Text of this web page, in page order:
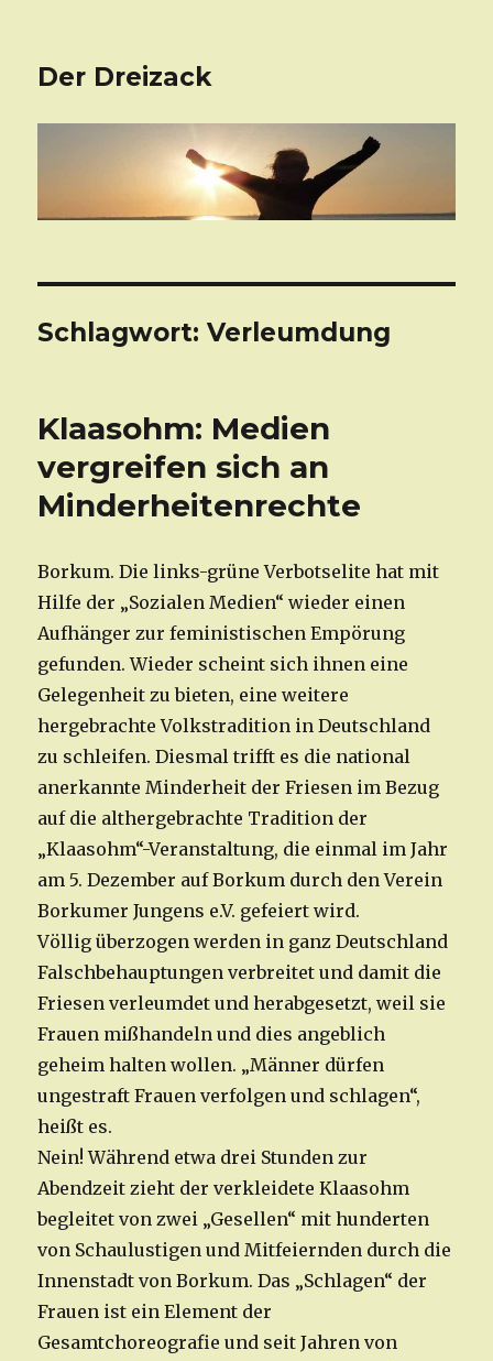
Der Dreizack
Schlagwort: Verleumdung
Klaasohm: Medien
vergreifen sich an
Minderheitenrechte
Borkum. Die links-grüne Verbotselite hat mit
Hilfe der „Sozialen Medien“ wieder einen
Aufhänger zur feministischen Empörung
gefunden. Wieder scheint sich ihnen eine
Gelegenheit zu bieten, eine weitere
hergebrachte Volkstradition in Deutschland
zu schleifen. Diesmal trifft es die national
anerkannte Minderheit der Friesen im Bezug
auf die althergebrachte Tradition der
„Klaasohm“-Veranstaltung, die einmal im Jahr
am 5. Dezember auf Borkum durch den Verein
Borkumer Jungens e.V. gefeiert wird.
Völlig überzogen werden in ganz Deutschland
Falschbehauptungen verbreitet und damit die
Friesen verleumdet und herabgesetzt, weil sie
Frauen mißhandeln und dies angeblich
geheim halten wollen. „Männer dürfen
ungestraft Frauen verfolgen und schlagen“,
heißt es.
Nein! Während etwa drei Stunden zur
Abendzeit zieht der verkleidete Klaasohm
begleitet von zwei „Gesellen“ mit hunderten
von Schaulustigen und Mitfeiernden durch die
Innenstadt von Borkum. Das „Schlagen“ der
Frauen ist ein Element der
Gesamtchoreografie und seit Jahren von